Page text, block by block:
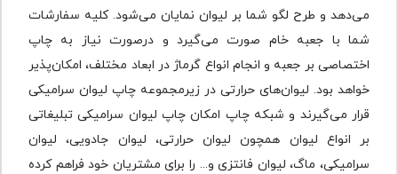
می‌دهد و طرح لگو شما بر لیوان نمایان می‌شود. کلیه سفارشات
شما با جعبه خام صورت می‌گیرد و درصورت نیاز به چاپ
اختصاصی بر جعبه و انجام انواع گرماژ در ابعاد مختلف، امکان‌پذیر
خواهد بود. لیوان‌های حرارتی در زیرمجموعه چاپ لیوان سرامیکی
قرار می‌گیرند و شبکه چاپ امکان چاپ لیوان سرامیکی تبلیغاتی
بر انواع لیوان همچون لیوان حرارتی، لیوان جادویی، لیوان
سرامیکی، ماگ، لیوان فانتزی و... را برای مشتریان خود فراهم کرده